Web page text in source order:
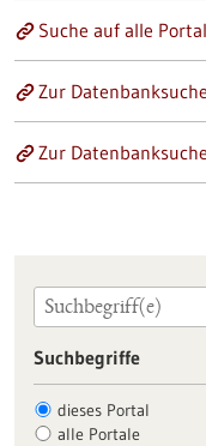
Suche auf alle
Zur
Zur
Suchbegriffe
dieses Portal
alle Portale